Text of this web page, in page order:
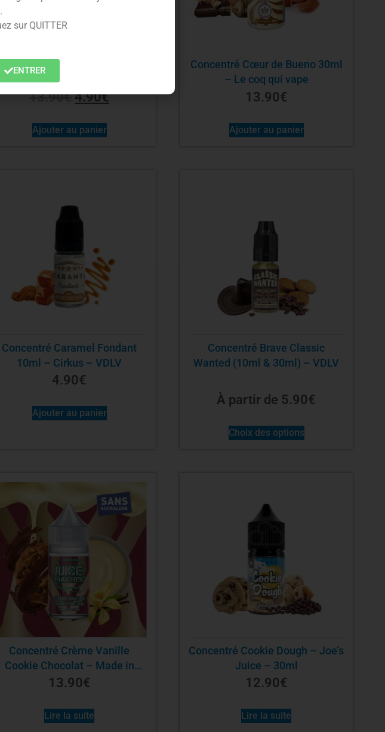
Concentré Moelleux Vanillé
Nappage Violette 30ml – Dunk
Juice Factory
13.90€ 4.90€
Ajouter au panier
Concentré Cœur de Bueno 30ml
– Le coq qui vape
13.90€
Ajouter au panier
Concentré Caramel Fondant
10ml – Cirkus – VDLV
4.90€
Ajouter au panier
Concentré Brave Classic
Wanted (10ml & 30ml) – VDLV
À partir de 5.90€
Choix des options
Concentré Crème Vanille
Cookie Chocolat – Made in
Vape – 30ml
13.90€
Lire la suite
Concentré Cookie Dough – Joe’s
Juice – 30ml
12.90€
Lire la suite
sur QUITTER
ENTRER